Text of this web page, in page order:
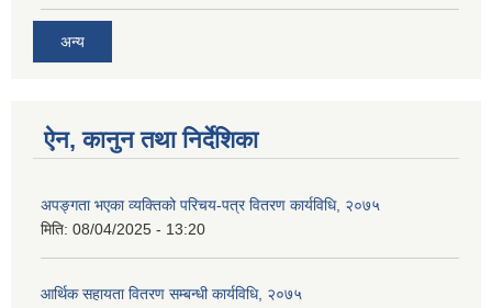
अन्य
ऐन, कानुन तथा निर्देशिका
अपङ्गता भएका व्यक्तिको परिचय-पत्र वितरण कार्यविधि, २०७५
मिति: 08/04/2025 - 13:20
आर्थिक सहायता वितरण सम्बन्धी कार्यविधि, २०७५